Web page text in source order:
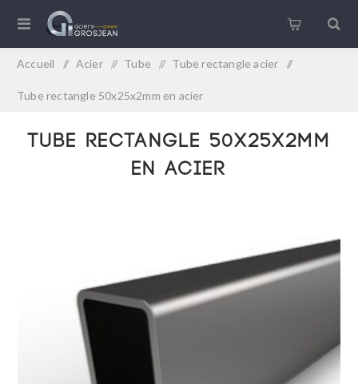
Accueil / Acier / Tube / Tube rectangle acier /
Tube rectangle 50x25x2mm en acier
Tube rectangle 50x25x2mm
en acier